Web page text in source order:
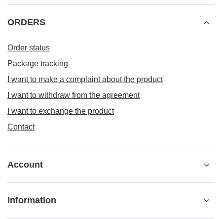
ORDERS
Order status
Package tracking
I want to make a complaint about the product
I want to withdraw from the agreement
I want to exchange the product
Contact
Account
Information